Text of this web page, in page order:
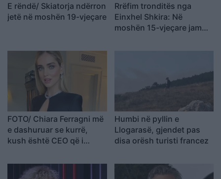
E rëndë/ Skiatorja ndërron
jetë në moshën 19-vjeçare
Rrëfim tronditës nga
Einxhel Shkira: Në
moshën 15-vjeçare jam…
FOTO/ Chiara Ferragni më
e dashuruar se kurrë,
kush është CEO që i
ndarjes
Humbi në pyllin e
Llogarasë, gjendet pas
disa orësh turisti francez